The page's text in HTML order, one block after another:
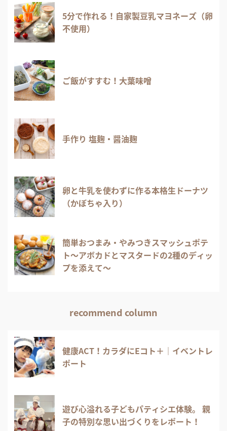
5分で作れる！自家製豆乳マヨネーズ（卵
不使用）
ご飯がすすむ！大葉味噌
手作り 塩麹・醤油麹
卵と牛乳を使わずに作る本格生ドーナツ
（かぼちゃ入り）
簡単おつまみ・やみつきスマッシュポテ
ト～アボカドとマスタードの2種のディッ
プを添えて～
recommend column
健康ACT！カラダにEコト＋｜イベントレ
ポート
遊び心溢れる子どもパティシエ体験。 親
子の特別な思い出づくりをレポート！